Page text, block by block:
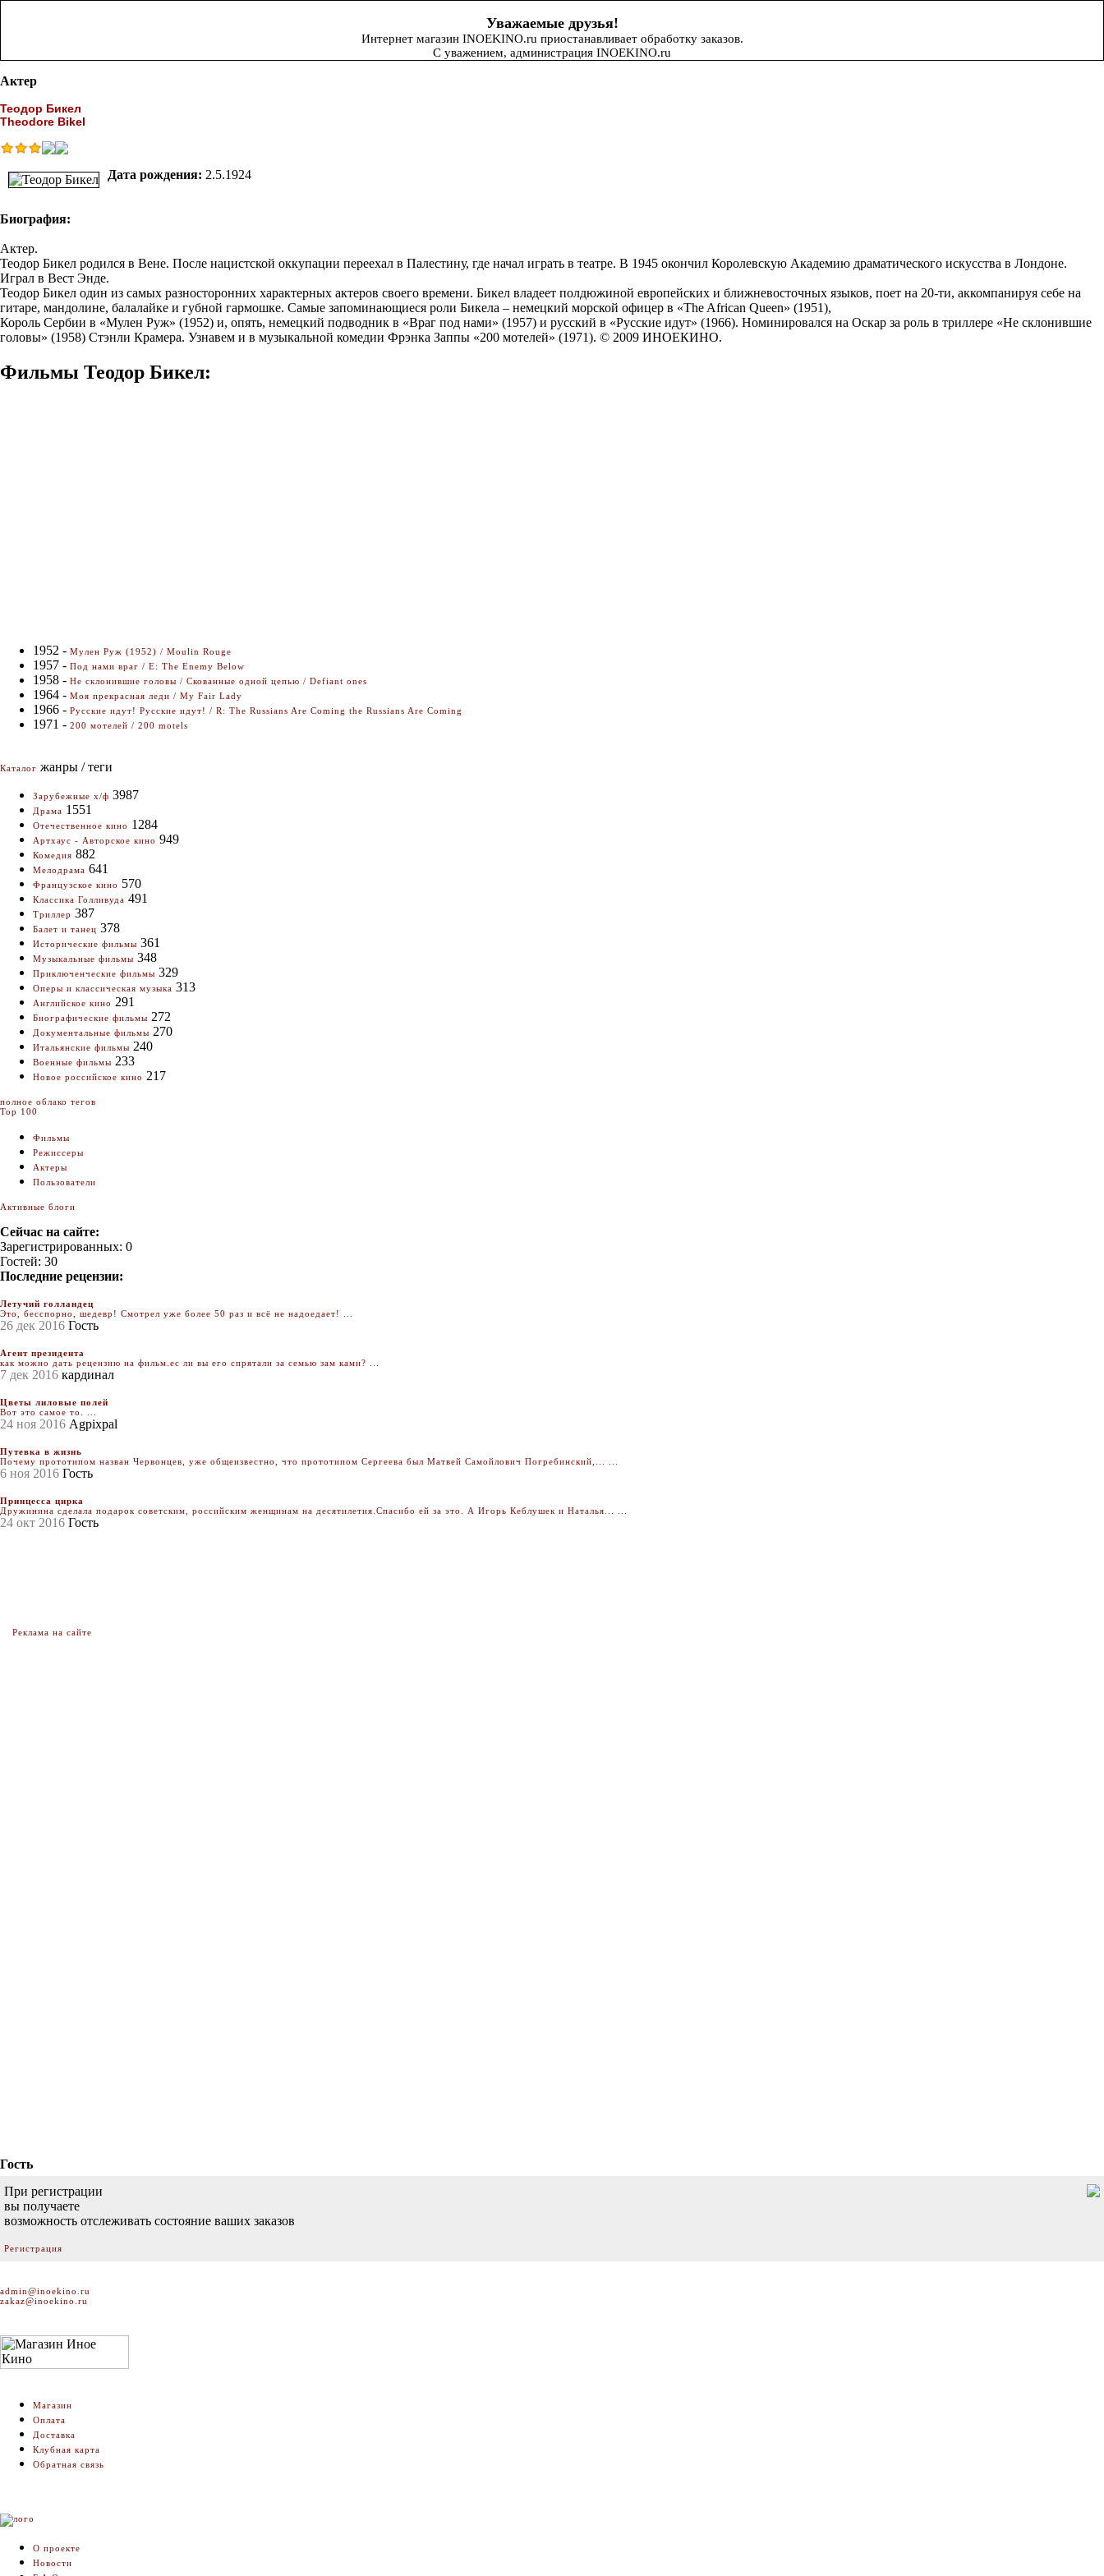
Уважаемые друзья!
Интернет магазин INOEKINO.ru приостанавливает обработку заказов.
С уважением, администрация INOEKINO.ru
Актер
Теодор Бикел
Theodore Bikel
Дата рождения: 2.5.1924
Биография:
Актер.
Теодор Бикел родился в Вене. После нацистской оккупации переехал в Палестину, где начал играть в театре. В 1945 окончил Королевскую Академию драматического искусства в Лондоне.
Играл в Вест Энде.
Теодор Бикел один из самых разносторонних характерных актеров своего времени. Бикел владеет полдюжиной европейских и ближневосточных языков, поет на 20-ти, аккомпанируя себе на
гитаре, мандолине, балалайке и губной гармошке. Самые запоминающиеся роли Бикела – немецкий морской офицер в «The African Queen» (1951),
Король Сербии в «Мулен Руж» (1952) и, опять, немецкий подводник в «Враг под нами» (1957) и русский в «Русские идут» (1966). Номинировался на Оскар за роль в триллере «Не склонившие
головы» (1958) Стэнли Крамера. Узнавем и в музыкальной комедии Фрэнка Заппы «200 мотелей» (1971). © 2009 ИНОЕКИНО.
Фильмы Теодор Бикел:
1952 - Мулен Руж (1952) / Moulin Rouge
1957 - Под нами враг / E: The Enemy Below
1958 - Не склонившие головы / Скованные одной цепью / Defiant ones
1964 - Моя прекрасная леди / My Fair Lady
1966 - Русские идут! Русские идут! / R: The Russians Are Coming the Russians Are Coming
1971 - 200 мотелей / 200 motels
Каталог жанры / теги
Зарубежные х/ф 3987
Драма 1551
Отечественное кино 1284
Артхаус - Авторское кино 949
Комедия 882
Мелодрама 641
Французское кино 570
Классика Голливуда 491
Триллер 387
Балет и танец 378
Исторические фильмы 361
Музыкальные фильмы 348
Приключенческие фильмы 329
Оперы и классическая музыка 313
Английское кино 291
Биографические фильмы 272
Документальные фильмы 270
Итальянские фильмы 240
Военные фильмы 233
Новое российское кино 217
полное облако тегов
Top 100
Фильмы
Режиссеры
Актеры
Пользователи
Активные блоги
Сейчас на сайте:
Зарегистрированных: 0
Гостей: 30
Последние рецензии:
Летучий голландец
Это, бесспорно, шедевр! Смотрел уже более 50 раз и всё не надоедает! ...
26 дек 2016 Гость
Агент президента
как можно дать рецензию на фильм.ес ли вы его спрятали за семью зам ками? ...
7 дек 2016 кардинал
Цветы лиловые полей
Вот это самое то. ...
24 ноя 2016 Agpixpal
Путевка в жизнь
Почему прототипом назван Червонцев, уже общеизвестно, что прототипом Сергеева был Матвей Самойлович Погребинский,... ...
6 ноя 2016 Гость
Принцесса цирка
Дружинина сделала подарок советским, российским женщинам на десятилетия.Спасибо ей за это. А Игорь Кеблушек и Наталья... ...
24 окт 2016 Гость
Реклама на сайте
Гость
При регистрации
вы получаете
возможность отслеживать состояние ваших заказов
Регистрация
admin@inoekino.ru
zakaz@inoekino.ru
Магазин
Оплата
Доставка
Клубная карта
Обратная связь
О проекте
Новости